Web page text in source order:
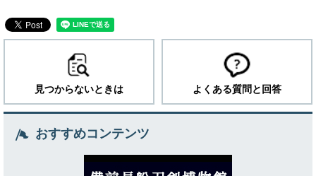
見つからないときは よくある質問と回答
おすすめコンテンツ